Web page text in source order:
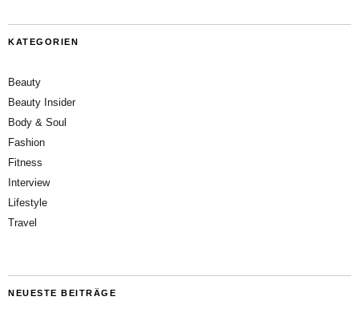
KATEGORIEN
Beauty
Beauty Insider
Body & Soul
Fashion
Fitness
Interview
Lifestyle
Travel
NEUESTE BEITRÄGE